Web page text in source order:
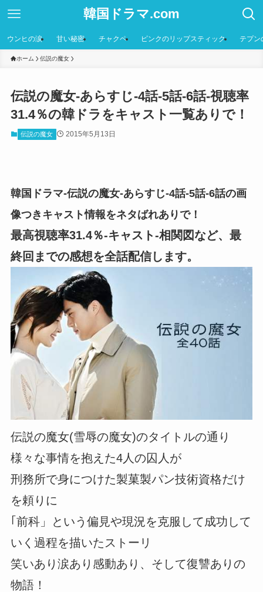
韓国ドラマ.com
ウンヒの涙 甘い秘密 チャクペ ピンクのリップスティック テプン
ホーム 伝説の魔女
伝説の魔女-あらすじ-4話-5話-6話-視聴率
31.4％の韓ドラをキャスト一覧ありで！
伝説の魔女 2015年5月13日
韓国ドラマ-伝説の魔女-あらすじ-4話-5話-6話の画
像つきキャスト情報をネタばれありで！
最高視聴率31.4％-キャスト-相関図など、最
終回までの感想を全話配信します。
伝説の魔女(雪辱の魔女)のタイトルの通り
様々な事情を抱えた4人の囚人が
刑務所で身につけた製菓製パン技術資格だけ
を頼りに
｢前科」という偏見や現況を克服して成功して
いく過程を描いたストーリ
笑いあり涙あり感動あり、そして復讐ありの
物語！